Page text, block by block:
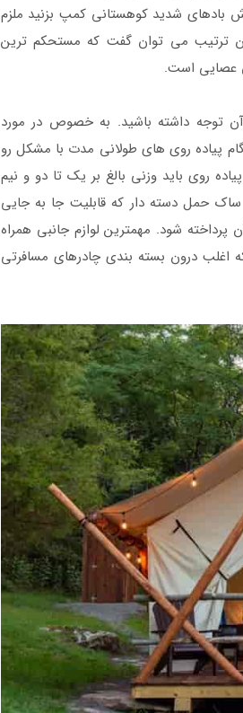
بادهای شدید کوهستانی کمپ بزنید ملزم
ترتیب می توان گفت که مستحکم ترین
عصایی است.
توجه داشته باشید. به خصوص در مورد
پیاده روی های طولانی مدت با مشکل رو
روی باید وزنی بالغ بر یک تا دو و نیم
حمل دسته دار که قابلیت جا به جایی
شود. مهمترین لوازم جانبی همراه
درون بسته بندی چادرهای مسافرتی